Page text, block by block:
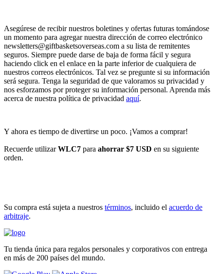
Asegúrese de recibir nuestros boletines y ofertas futuras tomándose
un momento para agregar nuestra dirección de correo electrónico
newsletters@giftbasketsoverseas.com a su lista de remitentes
seguros. Siempre puede darse de baja de forma fácil y segura
haciendo click en el enlace en la parte inferior de cualquiera de
nuestros correos electrónicos. Tal vez se pregunte si su información
será segura. Tenga la seguridad de que valoramos su privacidad y
nos esforzamos por proteger su información personal. Aprenda más
acerca de nuestra política de privacidad aquí.
Y ahora es tiempo de divertirse un poco. ¡Vamos a comprar!
Recuerde utilizarWLC7 para ahorrar $7 USD en su siguiente
orden.
Su compra está sujeta a nuestros términos, incluido el acuerdo de
arbitraje.
Tu tienda única para regalos personales y corporativos con entrega
en más de 200 países del mundo.